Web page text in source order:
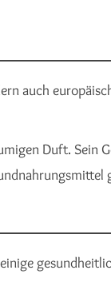
auch
Duft. Sein